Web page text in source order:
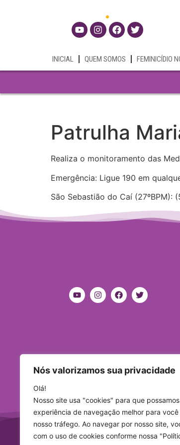
Nós valorizamos sua privacidade
Olá!
Nosso site usa "cookies" para que
experiência de navegação melhor para você
nosso tráfego. Ao navegar por nosso site,
com o uso de cookies conforme nossa
INICIAL QUEM SOMOS FEMINICÍDIO
Patrulha
Realiza o monitoramento das
Emergência: Ligue 190 em
São Sebastião do Caí (27ºBPM):